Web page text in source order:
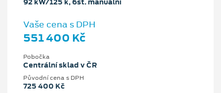
92 kW/125 k, 6st. manuální
Vaše cena s DPH
551 400 Kč
Pobočka
Centrální sklad v ČR
Původní cena s DPH
725 400 Kč